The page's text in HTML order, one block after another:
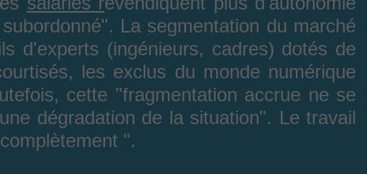
La segmentation du marché
d'experts (ingénieurs, cadres) dotés de
les exclus du monde numérique
cette "fragmentation accrue ne se
dégradation de la situation". Le travail
".